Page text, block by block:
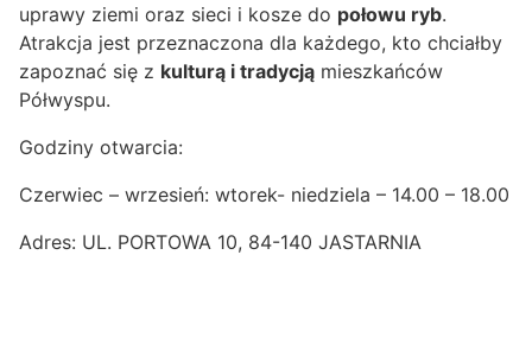
uprawy ziemi oraz sieci i kosze do połowu ryb.
Atrakcja jest przeznaczona dla każdego, kto chciałby
zapoznać się z kulturą i tradycją mieszkańców
Półwyspu.
Godziny otwarcia:
Czerwiec – wrzesień: wtorek- niedziela – 14.00 – 18.00
Adres: UL. PORTOWA 10, 84-140 JASTARNIA